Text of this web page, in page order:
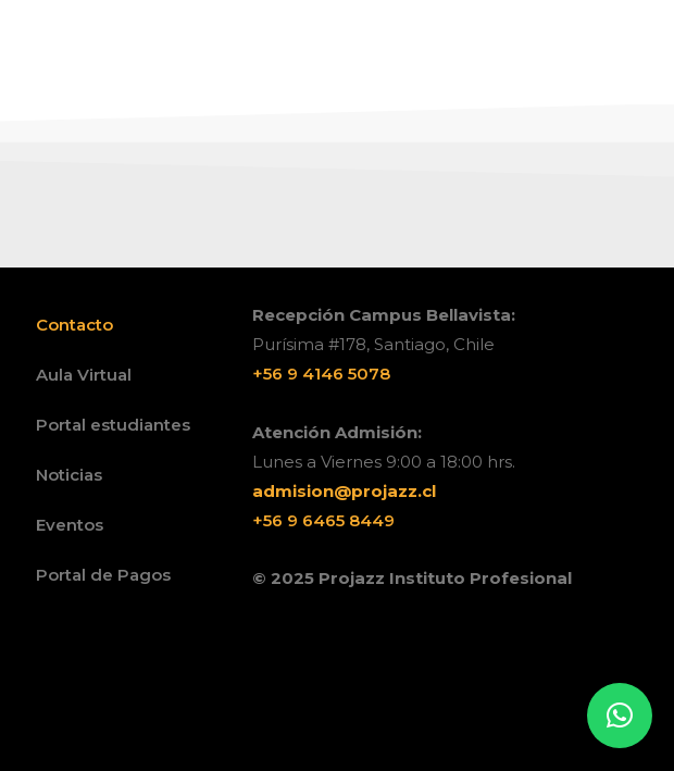
Contacto
Aula Virtual
Portal estudiantes
Noticias
Eventos
Portal de Pagos
Recepción Campus Bellavista:
Purísima #178, Santiago, Chile
+56 9 4146 5078
Atención Admisión:
Lunes a Viernes 9:00 a 18:00 hrs.
admision@projazz.cl
+56 9 6465 8449
© 2025 Projazz Instituto Profesional